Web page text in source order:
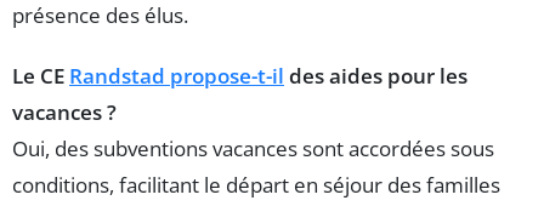
présence des élus.
Le CE Randstad propose-t-il des aides pour les
vacances ?
Oui, des subventions vacances sont accordées sous
conditions, facilitant le départ en séjour des familles